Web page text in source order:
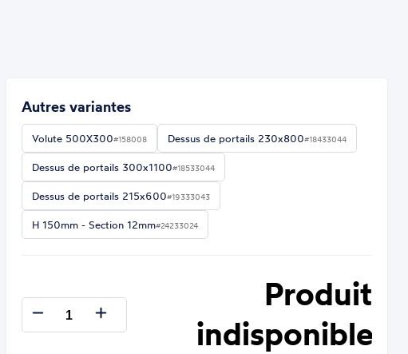
Autres variantes
Volute 500X300#158008 Dessus de portails 230x800#18433044
Dessus de portails 300x1100#18533044
Dessus de portails 215x600#19333043
H 150mm - Section 12mm#24233024
Produit
indisponible